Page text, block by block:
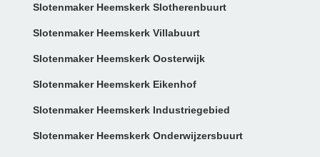
Slotenmaker Heemskerk Slotherenbuurt
Slotenmaker Heemskerk Villabuurt
Slotenmaker Heemskerk Oosterwijk
Slotenmaker Heemskerk Eikenhof
Slotenmaker Heemskerk Industriegebied
Slotenmaker Heemskerk Onderwijzersbuurt